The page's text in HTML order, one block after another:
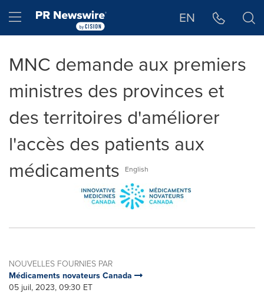
Hamburger menu EN
MNC demande aux premiers
ministres des provinces et
des territoires d'améliorer
l'accès des patients aux
médicaments
English
NOUVELLES FOURNIES PAR
Médicaments novateurs Canada
05 juil, 2023, 09:30 ET